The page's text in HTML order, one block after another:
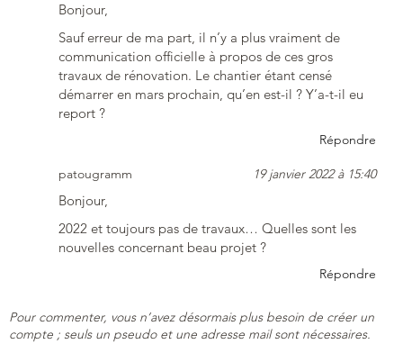
Bonjour,
Sauf erreur de ma part, il n’y a plus vraiment de
communication officielle à propos de ces gros
travaux de rénovation. Le chantier étant censé
démarrer en mars prochain, qu’en est-il ? Y’a-t-il eu
report ?
Répondre
patougramm 19 janvier 2022 à 15:40
Bonjour,
2022 et toujours pas de travaux… Quelles sont les
nouvelles concernant beau projet ?
Répondre
Pour commenter, vous n’avez désormais plus besoin de créer un
compte ; seuls un pseudo et une adresse mail sont nécessaires.